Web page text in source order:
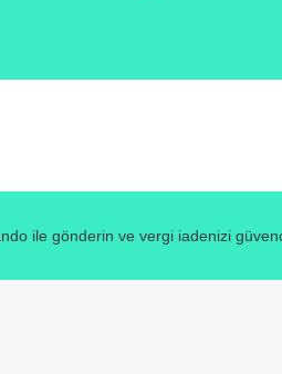
ile gönderin ve vergi iadenizi